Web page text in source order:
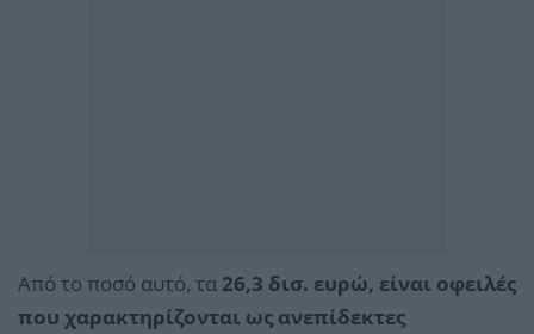
Από το ποσό αυτό, τα 26,3 δισ. ευρώ, είναι οφειλές
που χαρακτηρίζονται ως ανεπίδεκτες